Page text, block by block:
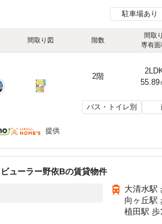
駐車場あり
間取り図 階数
間取り
専有面
2階
55.89
バス・トイレ別
提供
ビューラー野依Bの賃貸物件
大清水駅
向ヶ丘駅
植田駅 歩